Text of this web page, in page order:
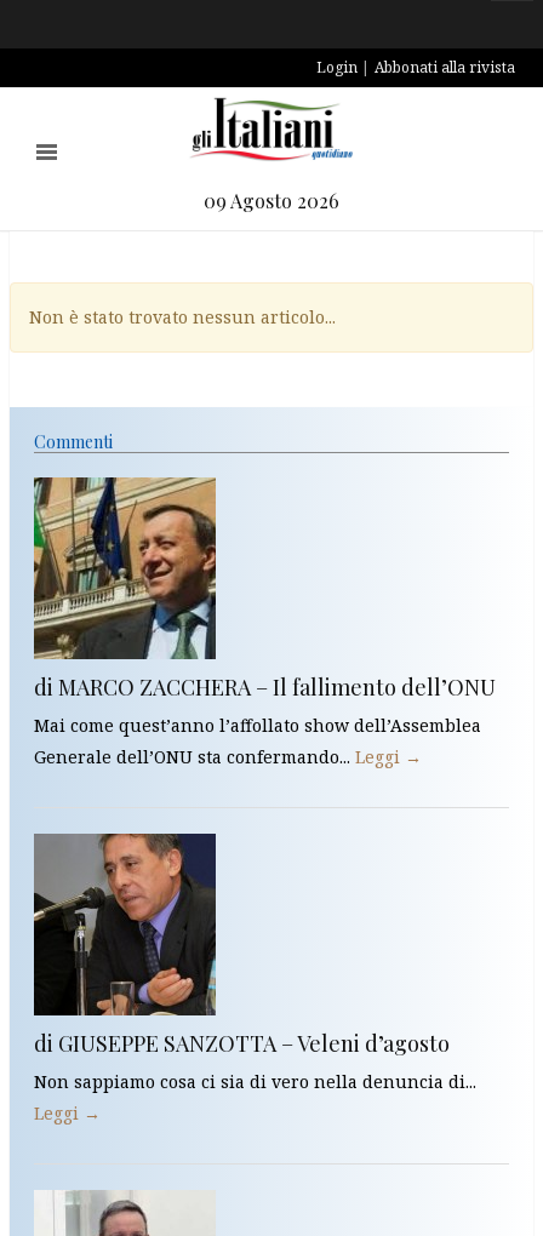
Login Abbonati alla rivista
09 Agosto 2026
Non è stato trovato nessun articolo...
Commenti
di MARCO ZACCHERA – Il fallimento dell’ONU
Mai come quest’anno l’affollato show dell’Assemblea
Generale dell’ONU sta confermando... Leggi →
di GIUSEPPE SANZOTTA – Veleni d’agosto
Non sappiamo cosa ci sia di vero nella denuncia di...
Leggi →